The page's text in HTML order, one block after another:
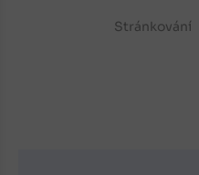
Stránkování